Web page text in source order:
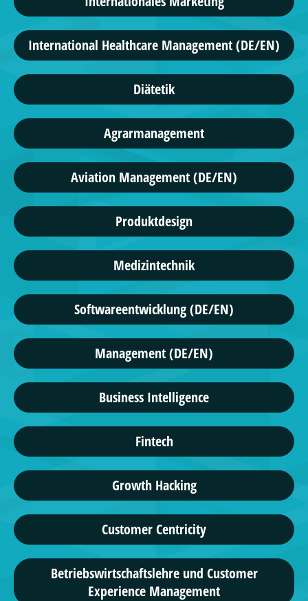
International Healthcare Management (DE/EN)
Diätetik
Agrarmanagement
Aviation Management (DE/EN)
Produktdesign
Medizintechnik
Softwareentwicklung (DE/EN)
Management (DE/EN)
Business Intelligence
Fintech
Growth Hacking
Customer Centricity
Betriebswirtschaftslehre und Customer
Experience Management